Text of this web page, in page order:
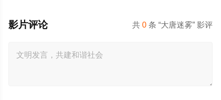
共0 条 “大唐迷雾” 影评
影片评论